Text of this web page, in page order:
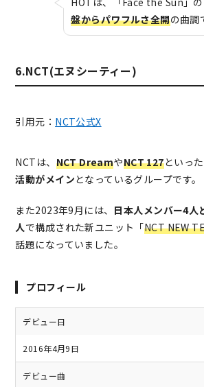
盤からパワフルさ全開の曲調
6.NCT(エヌシーティー)
引用元： NCT公式X
NCTは、 NCT DreamやNCT 127といった
活動がメインとなっているグループです。
また2023年9月には、 日本人メンバー4人
人で構成された新ユニット「NCT NEW
話題になっていました。
プロフィール
デビュー日
2016年4月9日
デビュー曲